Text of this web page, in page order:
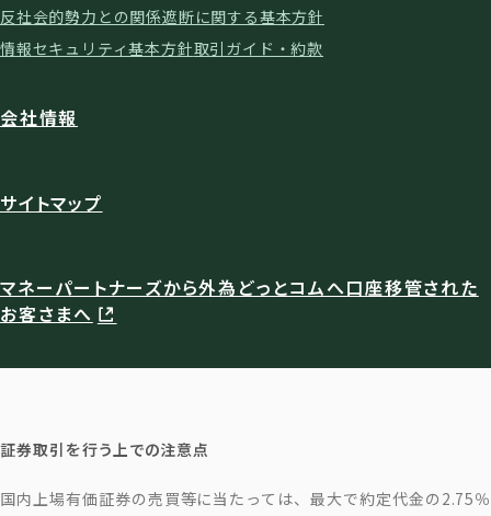
反社会的勢力との関係遮断に関する基本方針
情報セキュリティ基本方針取引ガイド・約款
会社情報
サイトマップ
マネーパートナーズから外為どっとコムへ口座移管された
お客さまへ
証券取引を行う上での注意点
国内上場有価証券の売買等に当たっては、最大で約定代金の2.75％